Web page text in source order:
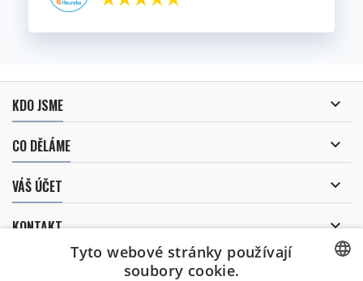
KDO JSME 
CO DĚLÁME 
VÁŠ ÚČET 
KONTAKT 
ODBĚR NOVINEK
Tyto webové stránky používají
soubory cookie.